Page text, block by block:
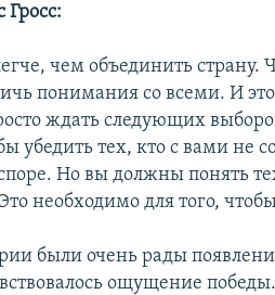
Гросс:
чем объединить страну.
понимания со всеми. И
ждать следующих
убедить тех, кто с вами не
Но вы должны понять
необходимо для того,
были очень рады
ощущение